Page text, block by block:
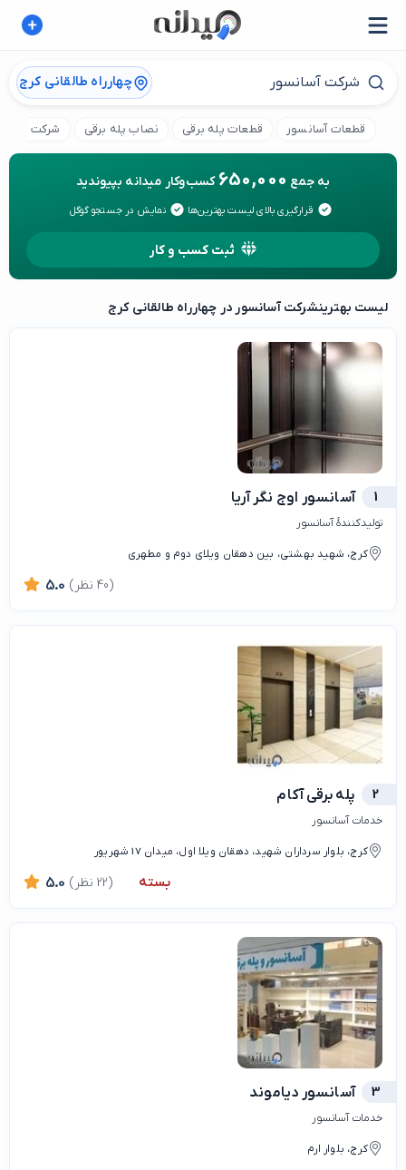
چهارراه طالقانی کرج
قطعات آسانسور قطعات پله برقی نصاب پله برقی شرکت پله
به جمع 650,000 کسب‌وکار میدانه بپیوندید
قرارگیری بالای لیست بهترین‌ها نمایش در جستجو گوگل
ثبت کسب و کار
لیست بهترینشرکت آسانسور در چهارراه طالقانی کرج
1 آسانسور اوج نگر آریا
تولیدکنندهٔ آسانسور
کرج، شهید بهشتی، بین دهقان ویلای دوم و مطهری
5.0 (40 نظر)
2 پله برقی آکام
خدمات آسانسور
کرج، بلوار سرداران شهید، دهقان ویلا اول، میدان 17 شهریور
بسته 5.0 (22 نظر)
3 آسانسور دیاموند
خدمات آسانسور
کرج، بلوار ارم